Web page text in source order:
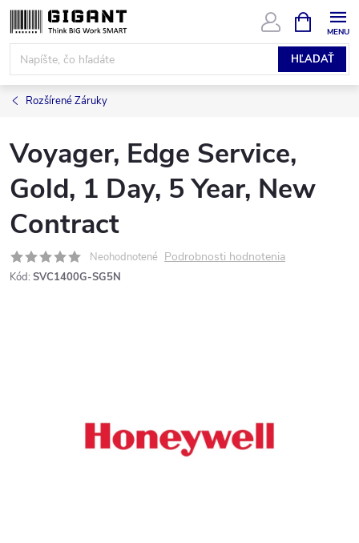
Prejsť
na
obsah
HĽADAŤ
KOŠÍK
Rozšírené Záruky
Voyager, Edge Service,
Gold, 1 Day, 5 Year, New
Contract
Neohodnotené Podrobnosti hodnotenia
Kód: SVC1400G-SG5N